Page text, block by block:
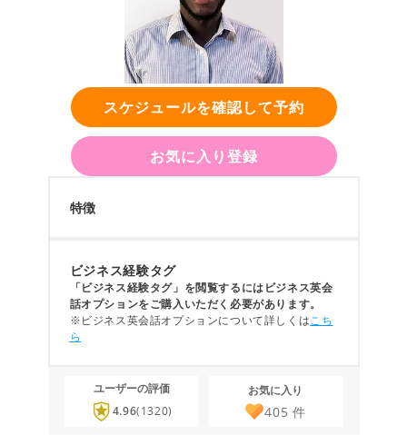
スケジュールを確認して予約
お気に入り登録
特徴
ビジネス経験タグ
「ビジネス経験タグ」を閲覧するにはビジネス英会
話オプションをご購入いただく必要があります。
※ビジネス英会話オプションについて詳しくはこち
ら
ユーザーの評価
4.96(1320)
お気に入り
405 件